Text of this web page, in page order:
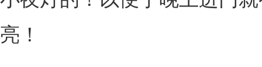
亮！